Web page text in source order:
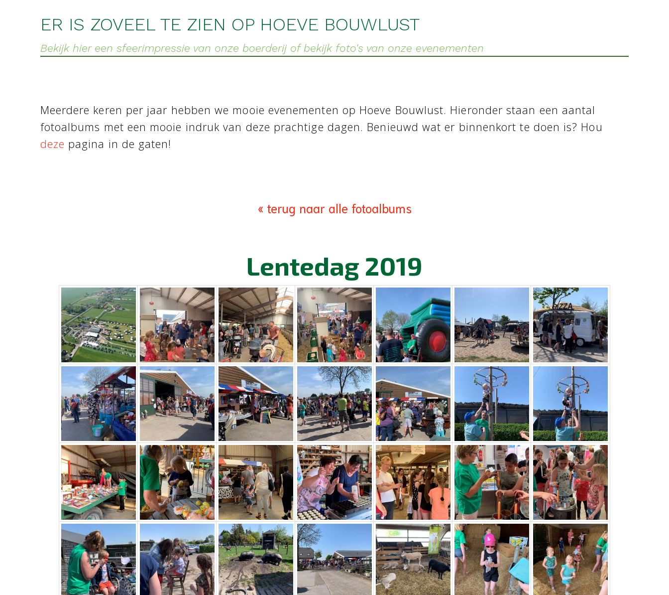
ER IS ZOVEEL TE ZIEN OP HOEVE BOUWLUST
Bekijk hier een sfeerimpressie van onze boerderij of bekijk foto's van onze evenementen
Meerdere keren per jaar hebben we mooie evenementen op Hoeve Bouwlust. Hieronder staan een aantal
fotoalbums met een mooie indruk van deze prachtige dagen. Benieuwd wat er binnenkort te doen is? Hou
deze pagina in de gaten!
« terug naar alle fotoalbums
Lentedag 2019